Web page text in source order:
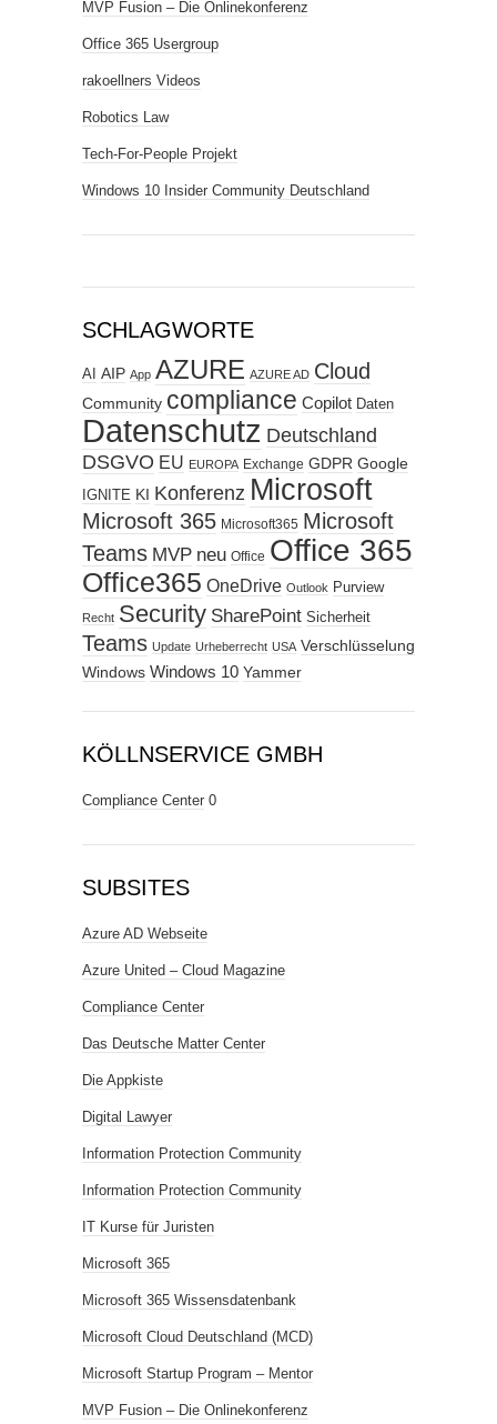
MVP Fusion – Die Onlinekonferenz
Office 365 Usergroup
rakoellners Videos
Robotics Law
Tech-For-People Projekt
Windows 10 Insider Community Deutschland
SCHLAGWORTE
AI AIP App AZURE AZURE AD Cloud
Community compliance Copilot Daten
Datenschutz Deutschland
DSGVO EU EUROPA Exchange GDPR Google
IGNITE KI Konferenz Microsoft
Microsoft 365 Microsoft365 Microsoft
Teams MVP neu Office Office 365
Office365 OneDrive Outlook Purview
Recht Security SharePoint Sicherheit
Teams Update Urheberrecht USA Verschlüsselung
Windows Windows 10 Yammer
KÖLLNSERVICE GMBH
Compliance Center 0
SUBSITES
Azure AD Webseite
Azure United – Cloud Magazine
Compliance Center
Das Deutsche Matter Center
Die Appkiste
Digital Lawyer
Information Protection Community
Information Protection Community
IT Kurse für Juristen
Microsoft 365
Microsoft 365 Wissensdatenbank
Microsoft Cloud Deutschland (MCD)
Microsoft Startup Program – Mentor
MVP Fusion – Die Onlinekonferenz